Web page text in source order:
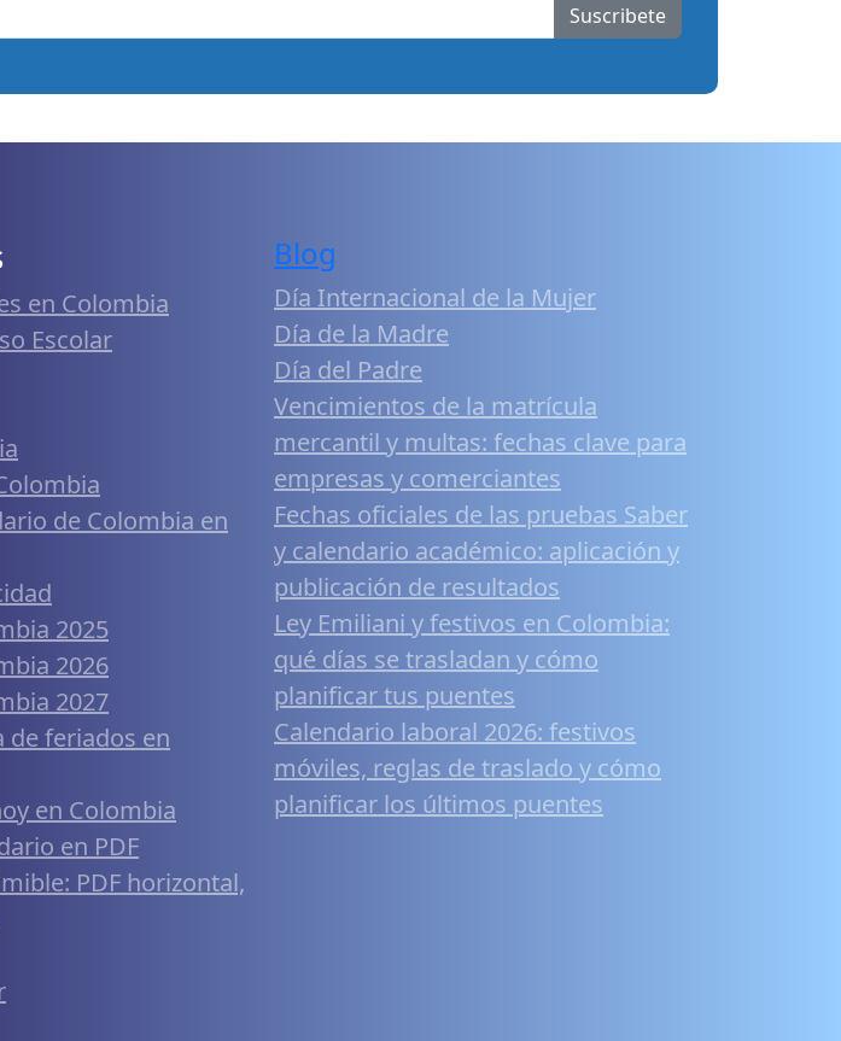
Suscribete
en Colombia
Escolar
de Colombia en
2025
2026
2027
de feriados en
en Colombia
en PDF
PDF horizontal,
Blog
Día Internacional de la Mujer
Día de la Madre
Día del Padre
Vencimientos de la matrícula
mercantil y multas: fechas clave para
empresas y comerciantes
Fechas oficiales de las pruebas Saber
y calendario académico: aplicación y
publicación de resultados
Ley Emiliani y festivos en Colombia:
qué días se trasladan y cómo
planificar tus puentes
Calendario laboral 2026: festivos
móviles, reglas de traslado y cómo
planificar los últimos puentes